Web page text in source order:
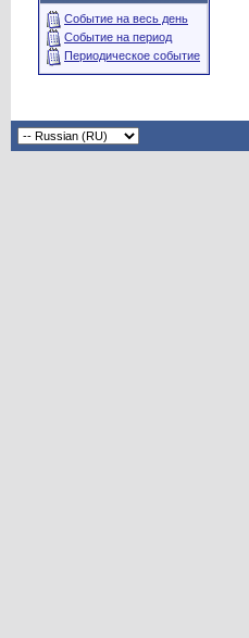
Событие на весь день
Событие на период
Периодическое событие